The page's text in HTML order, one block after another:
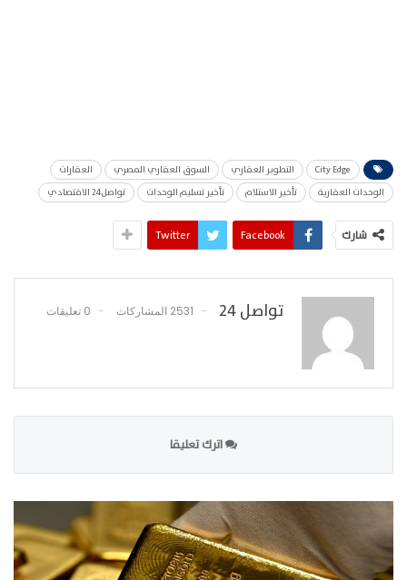
City Edge التطوير العقاري السوق العقاري المصري
العقارات
الوحدات العقارية
تأخير الاستلام تأخير تسليم الوحدات تواصل24 الاقتصادي
شارك Facebook
Twitter
تواصل 24 2531 المشاركات 0 تعليقات
اترك تعليقا